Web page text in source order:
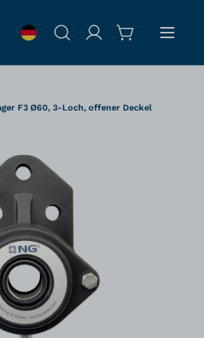
Suche
F3 Ø60, 3-Loch, offener Deckel